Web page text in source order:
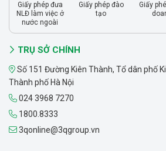
Giấy phép đưa
NLĐ làm việc ở
nước ngoài
Giấy phép đào
tạo
Giấy
TRỤ SỞ CHÍNH
Số 151 Đường Kiên Thành, Tổ dân phố
Thành phố Hà Nội
024 3968 7270
1800.8333
3qonline@3qgroup.vn